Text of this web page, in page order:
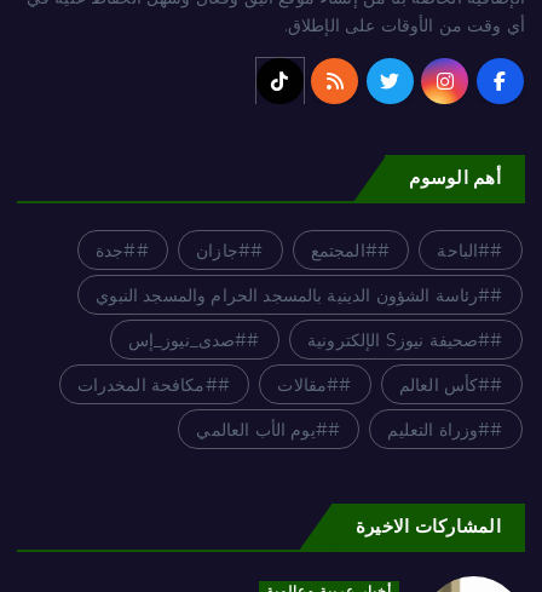
أي وقت من الأوقات على الإطلاق.
أهم الوسوم
#الباحة #المجتمع #جازان #جدة
#رئاسة الشؤون الدينية بالمسجد الحرام والمسجد النبوي
#صحيفة نيوزS الإلكترونية #صدى_نيوز_إس
#كأس العالم #مقالات #مكافحة المخدرات
#وزراة التعليم #يوم الأب العالمي
المشاركات الاخيرة